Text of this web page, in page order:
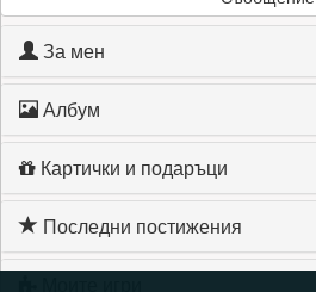
За мен
Албум
Картички и подаръци
Последни постижения